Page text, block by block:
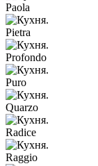
Paola
Pietra
Profondo
Puro
Quarzo
Radice
Raggio